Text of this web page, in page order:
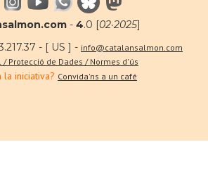
- 4.0 [02·2025]
- [ US ] - info@catalansalmon.com
Protecció de Dades / Normes d'ús
la iniciativa? Convida'ns a un café